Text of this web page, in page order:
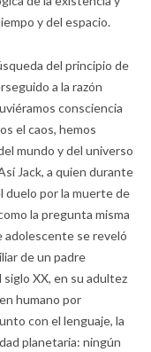
y del espacio.
del principio de
a la razón
consciencia
el caos, hemos
mundo y del universo
Jack, a quien durante
duelo por la muerte de
la pregunta misma
adolescente se reveló
de un padre
XX, en su adultez
humano por
con el lenguaje, la
planetaria: ningún